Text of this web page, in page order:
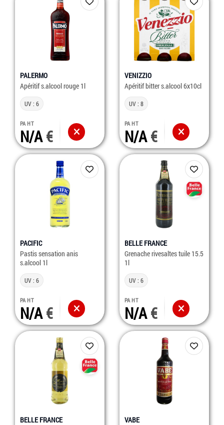
PALERMO
Apéritif s.alcool rouge 1l
UV : 6
PA HT
N/A
VENIZZIO
Apéritif bitter s.alcool 6x10cl
UV : 8
PA HT
N/A
PACIFIC
Pastis sensation anis
s.alcool 1l
UV : 6
PA HT
N/A
BELLE FRANCE
Grenache rivesaltes tuile 15.5
1l
UV : 6
PA HT
N/A
BELLE FRANCE
VABE